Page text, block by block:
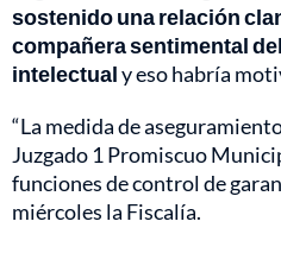
sostenido una relación
compañera sentimental
intelectualy eso habría
“La medida de
Juzgado 1 Promiscuo
funciones de control de
miércoles la Fiscalía.